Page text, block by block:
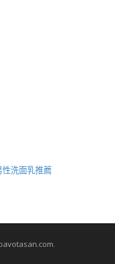
性洗面乳推薦
.